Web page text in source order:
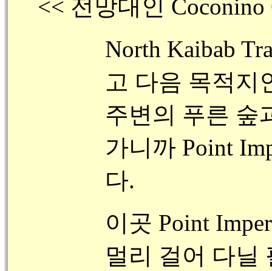
<< 전망대인
North Kaibab
고 다음 목적지
주변의 푸른 숲
가니까 Point
다.
이곳 Point
멀리 걸어 다닐